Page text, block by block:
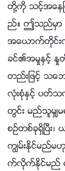
တို႔ကို သင့္အေန
ည္။ ဤသည္မွာ
အေယာက္တိုင္း
ခင္၏အမႈႏွင့္
တည္းျဖင့္ သေ
လုံးစုံႏွင့္ ပတ္
တြင္း မည္သူမွ်
စဥ္တစ္ခုရွိၿပီး
ကြၽမ္းႏိုင္မည္
က္လိုက္ႏိုင္မည္